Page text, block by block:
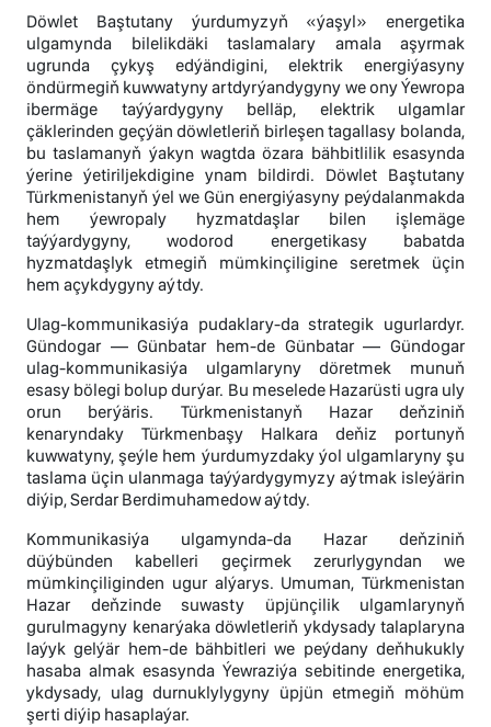
Döwlet Baştutany ýurdumyzyň «ýaşyl» energetika
ulgamynda bilelikdäki taslamalary amala aşyrmak
ugrunda çykyş edýändigini, elektrik energiýasyny
öndürmegiň kuwwatyny artdyrýandygyny we ony Ýewropa
ibermäge taýýardygyny belläp, elektrik ulgamlar
çäklerinden geçýän döwletleriň birleşen tagallasy bolanda,
bu taslamanyň ýakyn wagtda özara bähbitlilik esasynda
ýerine ýetiriljekdigine ynam bildirdi. Döwlet Baştutany
Türkmenistanyň ýel we Gün energiýasyny peýdalanmakda
hem ýewropaly hyzmatdaşlar bilen işlemäge
taýýardygyny, wodorod energetikasy babatda
hyzmatdaşlyk etmegiň mümkinçiligine seretmek üçin
hem açykdygyny aýtdy.
Ulag-kommunikasiýa pudaklary-da strategik ugurlardyr.
Gündogar — Günbatar hem-de Günbatar — Gündogar
ulag-kommunikasiýa ulgamlaryny döretmek munuň
esasy bölegi bolup durýar. Bu meselede Hazarüsti ugra uly
orun berýäris. Türkmenistanyň Hazar deňziniň
kenaryndaky Türkmenbaşy Halkara deňiz portunyň
kuwwatyny, şeýle hem ýurdumyzdaky ýol ulgamlaryny şu
taslama üçin ulanmaga taýýardygymyzy aýtmak isleýärin
diýip, Serdar Berdimuhamedow aýtdy.
Kommunikasiýa ulgamynda-da Hazar deňziniň
düýbünden kabelleri geçirmek zerurlygyndan we
mümkinçiliginden ugur alýarys. Umuman, Türkmenistan
Hazar deňzinde suwasty üpjünçilik ulgamlarynyň
gurulmagyny kenarýaka döwletleriň ykdysady talaplaryna
laýyk gelýär hem-de bähbitleri we peýdany deňhukukly
hasaba almak esasynda Ýewraziýa sebitinde energetika,
ykdysady, ulag durnuklylygyny üpjün etmegiň möhüm
şerti diýip hasaplaýar.